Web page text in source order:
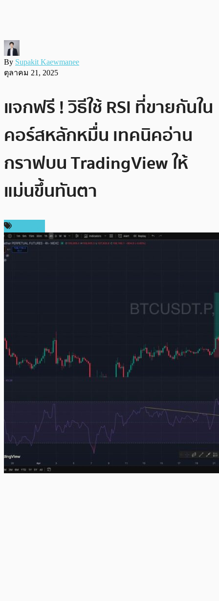
By Supakit Kaewmanee
ตุลาคม 21, 2025
แจกฟรี ! วิธีใช้ RSI ที่ขายกันใน
คอร์สหลักหมื่น เทคนิคอ่าน
กราฟบน TradingView ให้
แม่นขึ้นทันตา